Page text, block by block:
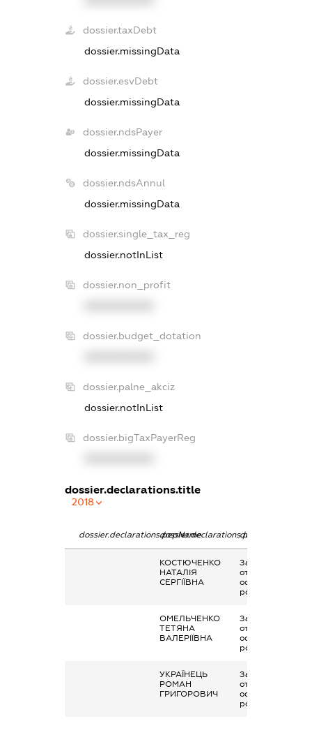
dossier.taxDebt
dossier.missingData
dossier.esvDebt
dossier.missingData
dossier.ndsPayer
dossier.missingData
dossier.ndsAnnul
dossier.missingData
dossier.single_tax_reg
dossier.notInList
dossier.non_profit
dossier.budget_dotation
dossier.palne_akciz
dossier.notInList
dossier.bigTaxPayerReg
dossier.declarations.title
2018
dossier.declarations.pepNamedossier.declarations.personName
КОСТЮЧЕНКО
НАТАЛІЯ
СЕРГІЇВНА
Заробітна плата
отримана за
основним місцем
роботи
ОМЕЛЬЧЕНКО
ТЕТЯНА
ВАЛЕРІЇВНА
Заробітна плата
отримана за
основним місцем
роботи
УКРАЇНЕЦЬ
РОМАН
ГРИГОРОВИЧ
Заробітна плата
отримана за
основним місцем
роботи